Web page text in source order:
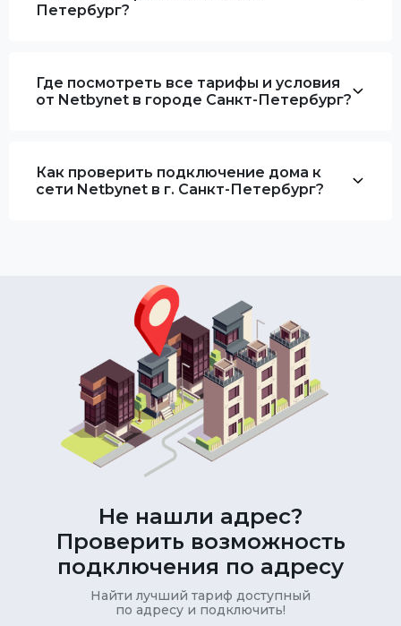
Петербург?
Где посмотреть все тарифы и условия
от Netbynet в городе Санкт-Петербург?
Как проверить подключение дома к
сети Netbynet в г. Санкт-Петербург?
Не нашли адрес?
Проверить возможность
подключения по адресу
Найти лучший тариф доступный
по адресу и подключить!